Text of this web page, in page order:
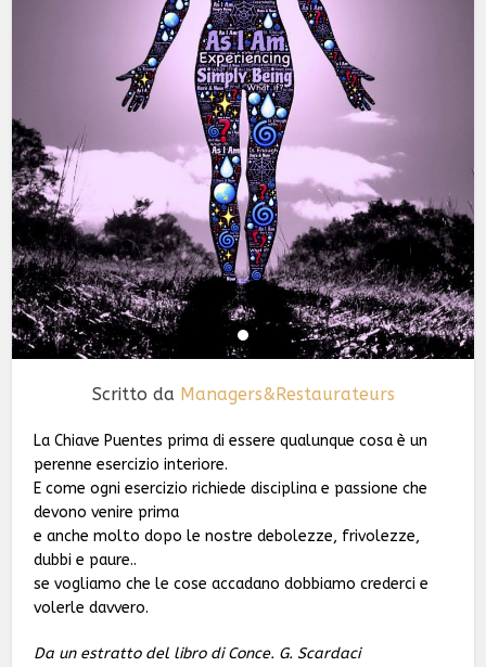
Scritto da Managers&Restaurateurs
La Chiave Puentes prima di essere qualunque cosa è un
perenne esercizio interiore.
E come ogni esercizio richiede disciplina e passione che
devono venire prima
e anche molto dopo le nostre debolezze, frivolezze,
dubbi e paure..
se vogliamo che le cose accadano dobbiamo crederci e
volerle davvero.
Da un estratto del libro di Conce. G. Scardaci